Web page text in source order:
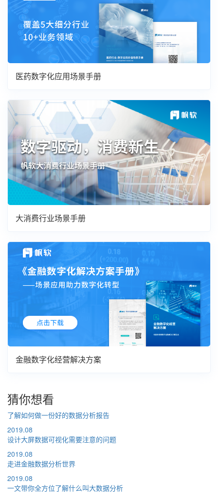
医药数字化应用场景手册
大消费行业场景手册
金融数字化经营解决方案
猜你想看
了解如何做一份好的数据分析报告
2019.08
设计大屏数据可视化需要注意的问题
2019.08
走进金融数据分析世界
2019.08
一文带你全方位了解什么叫大数据分析